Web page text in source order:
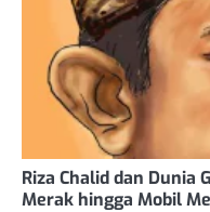
Riza Chalid dan Dunia
Merak hingga Mobil